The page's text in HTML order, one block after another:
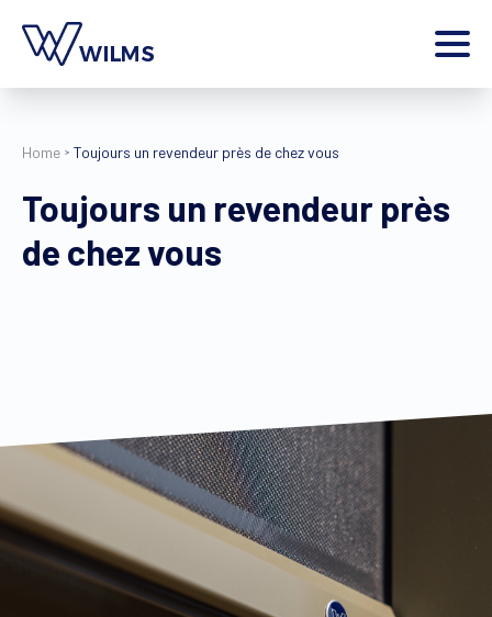
Trouver un revendeur Devis sur mesure
Brochure gratuite
Produits
Inspiration
FR
Home Toujours un revendeur près de chez vous
Toujours un revendeur près
de chez vous